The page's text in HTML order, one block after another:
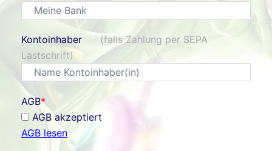
Kontoinhaber (falls Zahlung per SEPA
Lastschrift)
AGB*
AGB akzeptiert
AGB lesen